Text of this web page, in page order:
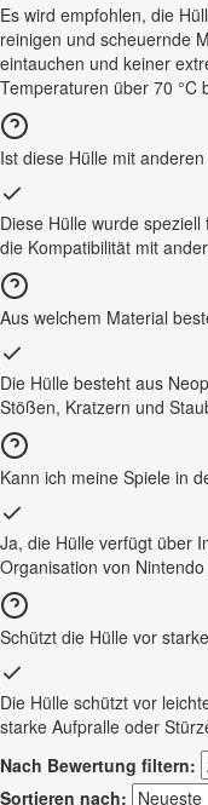
Es wird empfohlen, die
reinigen und scheuernde
eintauchen und keiner
Temperaturen über 70 °C
Ist diese Hülle mit
Diese Hülle wurde
die Kompatibilität mit
Aus welchem Material
Die Hülle besteht aus
Stößen, Kratzern und
Kann ich meine Spiele in
Ja, die Hülle verfügt über
Organisation von
Schützt die Hülle vor
Die Hülle schützt vor
starke Aufpralle oder
Nach Bewertung filtern:
Sortieren nach: